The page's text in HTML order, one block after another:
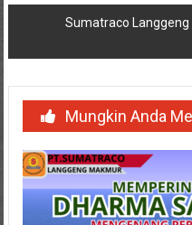
Sumatraco Langgeng
Mungkin Anda